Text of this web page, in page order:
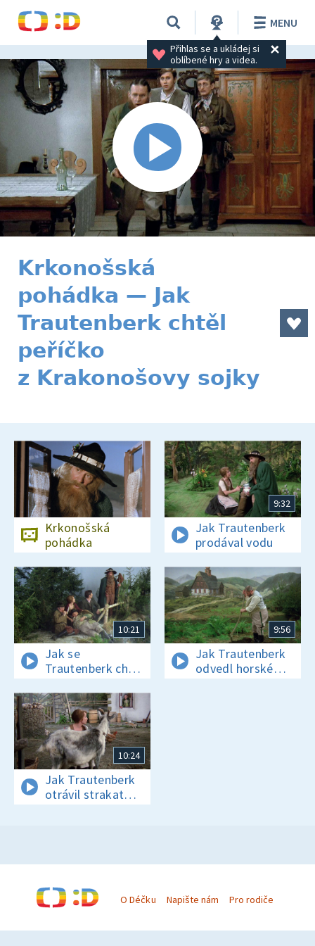
Přihlas se a ukládej si
oblíbené hry a videa.
MENU
Krkonošská
pohádka — Jak
Trautenberk chtěl
peříčko
z Krakonošovy sojky
Krkonošská
pohádka
9:32
Jak Trautenberk
prodával vodu
10:21
Jak se
Trautenberk chtěl
pomstít
Krakonošovi
9:56
Jak Trautenberk
odvedl horské
prameny
10:24
Jak Trautenberk
otrávil strakatou
kozu
O Déčku Napište nám Pro rodiče